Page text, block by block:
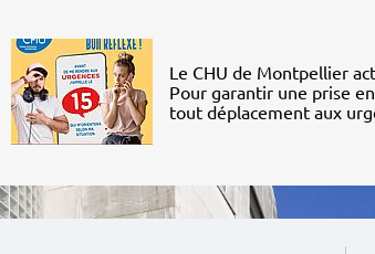
Le CHU de Montpellier
Pour garantir une prise
tout déplacement aux